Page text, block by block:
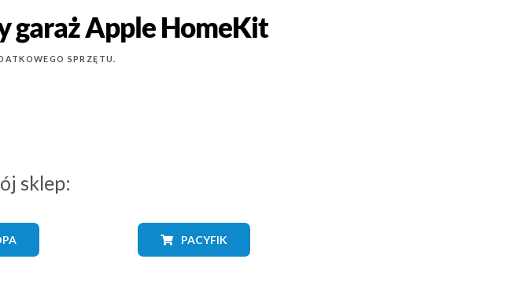
garaż Apple HomeKit
SPRZĘTU.
sklep:
PACYFIK